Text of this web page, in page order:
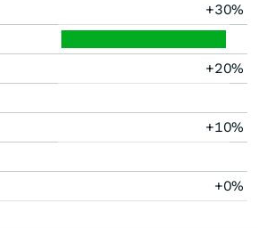
+30%
+20%
+10%
+0%